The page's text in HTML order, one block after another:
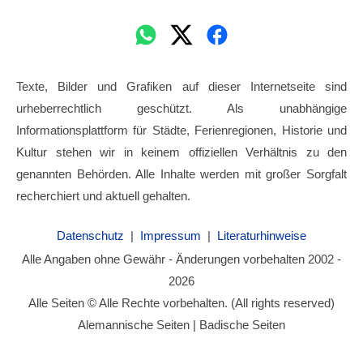
Texte, Bilder und Grafiken auf dieser Internetseite sind
urheberrechtlich geschützt. Als unabhängige
Informationsplattform für Städte, Ferienregionen, Historie und
Kultur stehen wir in keinem offiziellen Verhältnis zu den
genannten Behörden. Alle Inhalte werden mit großer Sorgfalt
recherchiert und aktuell gehalten.
Datenschutz | Impressum | Literaturhinweise
Alle Angaben ohne Gewähr - Änderungen vorbehalten 2002 -
2026
Alle Seiten © Alle Rechte vorbehalten. (All rights reserved)
Alemannische Seiten | Badische Seiten